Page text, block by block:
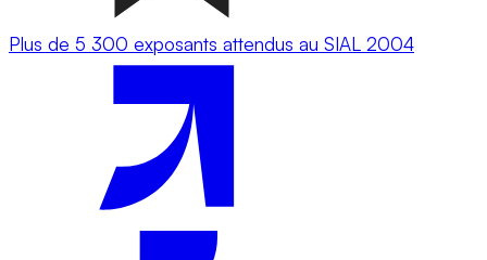
Plus de 5 300 exposants attendus au SIAL 2004